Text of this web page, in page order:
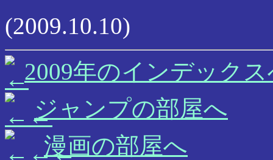
(2009.10.10)
2009年のインデック
ジャンプの部屋へ
漫画の部屋へ